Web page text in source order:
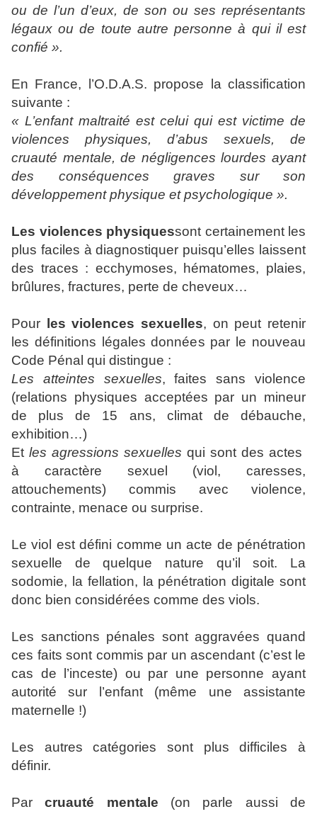
ou de l’un d’eux, de son ou ses représentants
légaux ou de toute autre personne à qui il est
confié ».
En France, l’O.D.A.S. propose la classification
suivante :
« L’enfant maltraité est celui qui est victime de
violences physiques, d’abus sexuels, de
cruauté mentale, de négligences lourdes ayant
des conséquences graves sur son
développement physique et psychologique ».
Les violences physiquessont certainement les
plus faciles à diagnostiquer puisqu’elles laissent
des traces : ecchymoses, hématomes, plaies,
brûlures, fractures, perte de cheveux…
Pour les violences sexuelles, on peut retenir
les définitions légales données par le nouveau
Code Pénal qui distingue :
Les atteintes sexuelles, faites sans violence
(relations physiques acceptées par un mineur
de plus de 15 ans, climat de débauche,
exhibition…)
Et les agressions sexuelles qui sont des actes
à caractère sexuel (viol, caresses,
attouchements) commis avec violence,
contrainte, menace ou surprise.
Le viol est défini comme un acte de pénétration
sexuelle de quelque nature qu’il soit. La
sodomie, la fellation, la pénétration digitale sont
donc bien considérées comme des viols.
Les sanctions pénales sont aggravées quand
ces faits sont commis par un ascendant (c’est le
cas de l’inceste) ou par une personne ayant
autorité sur l’enfant (même une assistante
maternelle !)
Les autres catégories sont plus difficiles à
définir.
Parcruauté mentale (on parle aussi de